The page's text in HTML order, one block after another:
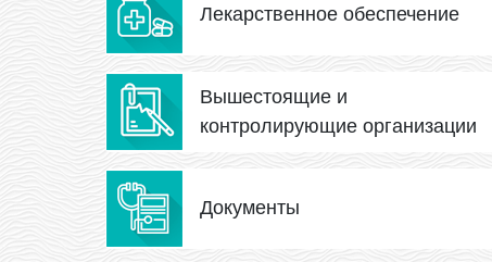
Лекарственное обеспечение
Вышестоящие и
контролирующие организации
Документы